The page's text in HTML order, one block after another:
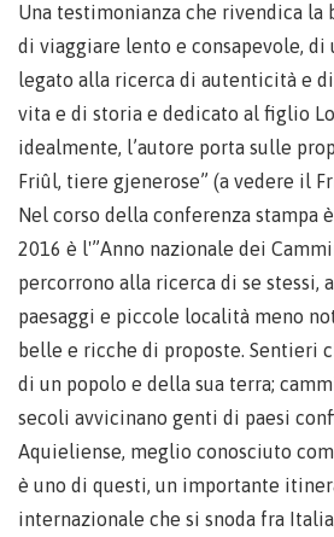
Una testimonianza che rivendica la
di viaggiare lento e consapevole, di
legato alla ricerca di autenticità e
vita e di storia e dedicato al figlio
idealmente, l’autore porta sulle
Friûl, tiere gjenerose” (a vedere il
Nel corso della conferenza stampa
2016 è l'”Anno nazionale dei
percorrono alla ricerca di se stessi,
paesaggi e piccole località meno
belle e ricche di proposte. Sentieri
di un popolo e della sua terra;
secoli avvicinano genti di paesi
Aquieliense, meglio conosciuto
è uno di questi, un importante
internazionale che si snoda fra